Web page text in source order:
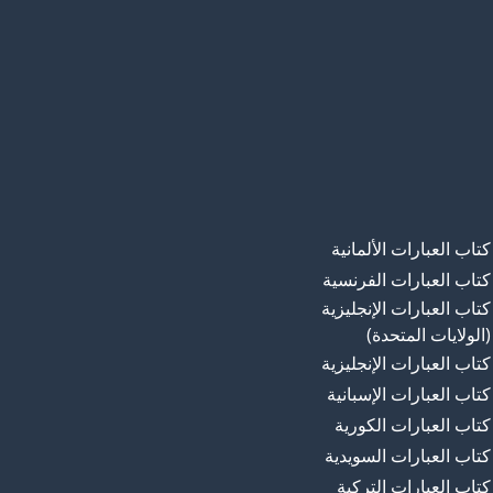
كتاب العبارات الألمانية
كتاب العبارات الفرنسية
كتاب العبارات الإنجليزية
(الولايات المتحدة)
كتاب العبارات الإنجليزية
كتاب العبارات الإسبانية
كتاب العبارات الكورية
كتاب العبارات السويدية
كتاب العبارات التركية